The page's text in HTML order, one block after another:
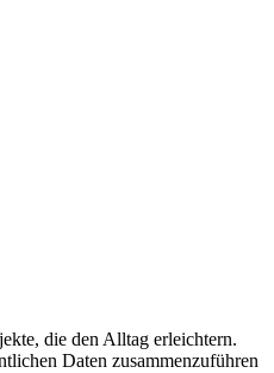
die den Alltag erleichtern.
Daten zusammenzuführen